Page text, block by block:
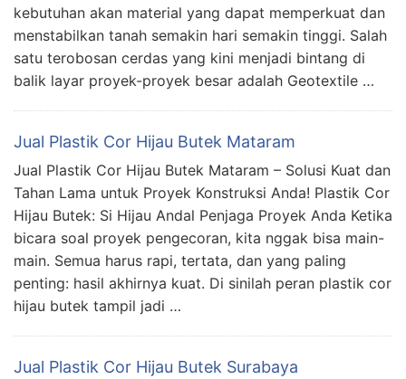
kebutuhan akan material yang dapat memperkuat dan
menstabilkan tanah semakin hari semakin tinggi. Salah
satu terobosan cerdas yang kini menjadi bintang di
balik layar proyek-proyek besar adalah Geotextile …
Jual Plastik Cor Hijau Butek Mataram
Jual Plastik Cor Hijau Butek Mataram – Solusi Kuat dan
Tahan Lama untuk Proyek Konstruksi Anda! Plastik Cor
Hijau Butek: Si Hijau Andal Penjaga Proyek Anda Ketika
bicara soal proyek pengecoran, kita nggak bisa main-
main. Semua harus rapi, tertata, dan yang paling
penting: hasil akhirnya kuat. Di sinilah peran plastik cor
hijau butek tampil jadi …
Jual Plastik Cor Hijau Butek Surabaya